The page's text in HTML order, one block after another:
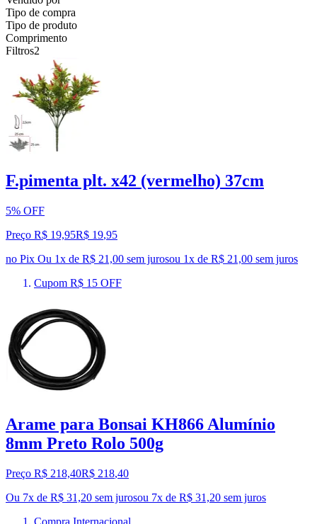
Tipo de compra
Tipo de produto
Comprimento
Filtros2
F.pimenta plt. x42 (vermelho) 37cm
5% OFF
Preço R$ 19,95R$ 19,95
no Pix Ou 1x de R$ 21,00 sem jurosou 1x de R$ 21,00 sem juros
Cupom R$ 15 OFF
Arame para Bonsai KH866 Alumínio
8mm Preto Rolo 500g
Preço R$ 218,40R$ 218,40
Ou 7x de R$ 31,20 sem jurosou 7x de R$ 31,20 sem juros
Compra Internacional